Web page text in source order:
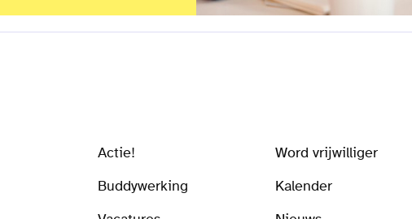
Actie!
Word vrijwilliger
Buddywerking
Kalender